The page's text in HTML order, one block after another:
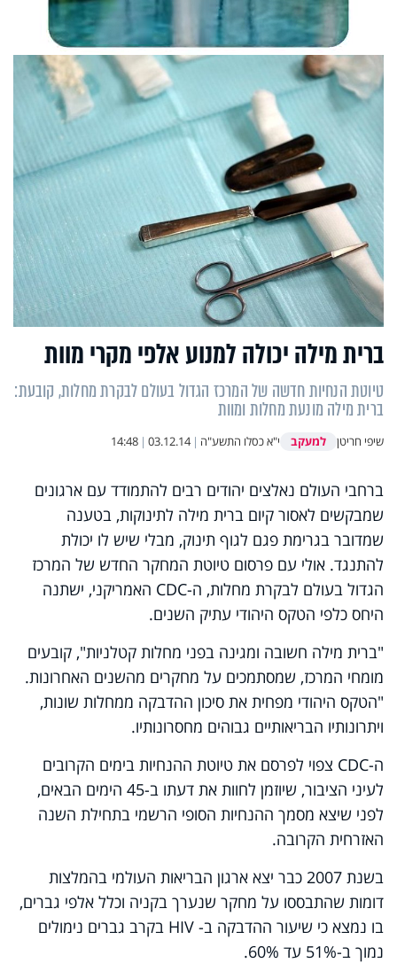
ברית מילה יכולה למנוע אלפי מקרי מוות
טיוטת הנחיות חדשה של המרכז הגדול בעולם לבקרת מחלות, קובעת:
ברית מילה מונעת מחלות ומוות
שיפי חריטן למעקב י"א כסלו התשע"ה |
03.12.14
|
14:48
ברחבי העולם נאלצים יהודים רבים להתמודד עם ארגונים
שמבקשים לאסור קיום ברית מילה לתינוקות, בטענה
שמדובר בגרימת פגם לגוף תינוק, מבלי שיש לו יכולת
להתנגד. אולי עם פרסום טיוטת המחקר החדש של המרכז
הגדול בעולם לבקרת מחלות, ה-CDC האמריקני, ישתנה
היחס כלפי הטקס היהודי עתיק השנים.
"ברית מילה חשובה ומגינה בפני מחלות קטלניות", קובעים
מומחי המרכז, שמסתמכים על מחקרים מהשנים האחרונות.
"הטקס היהודי מפחית את סיכון ההדבקה ממחלות שונות,
ויתרונותיו הבריאותיים גבוהים מחסרונותיו.
ה-CDC צפוי לפרסם את טיוטת ההנחיות בימים הקרובים
לעיני הציבור, שיוזמן לחוות את דעתו ב-45 הימים הבאים,
לפני שיצא מסמך ההנחיות הסופי הרשמי בתחילת השנה
האזרחית הקרובה.
בשנת 2007 כבר יצא ארגון הבריאות העולמי בהמלצות
דומות שהתבססו על מחקר שנערך בקניה וכלל אלפי גברים,
בו נמצא כי שיעור ההדבקה ב- HIV בקרב גברים נימולים
נמוך ב-51% עד 60%.